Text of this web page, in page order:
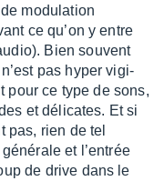
modu­la­tion
ce qu’on y entre
Bien souvent
pas hyper vigi­
pour ce type de sons,
et déli­cates. Et si
pas, rien de tel
et l’en­trée
de drive dans le